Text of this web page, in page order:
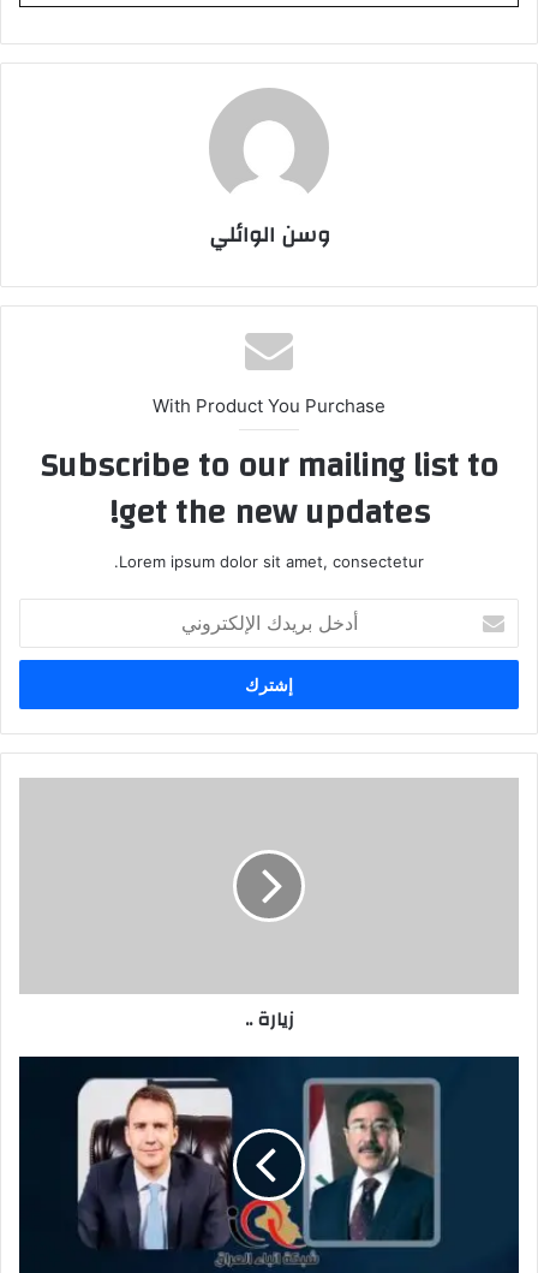
وسن الوائلي
With Product You Purchase
Subscribe to our mailing list to
get the new updates!
Lorem ipsum dolor sit amet, consectetur.
بريدك
الإلكتروني
زيارة ..